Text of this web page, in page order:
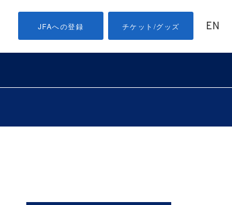
JFAへの登録 チケット/グッズ EN